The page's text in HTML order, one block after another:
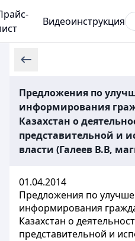
Видеоинструкция
Предложения по
информирования
Казахстан о
представительной и
власти (Галеев В.В,
01.04.2014
Предложения по
информирования
Казахстан о
представительной и